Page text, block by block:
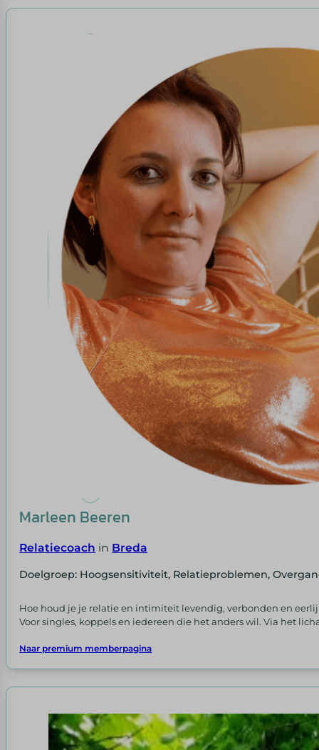
Marleen Beeren
Relatiecoach in Breda
Doelgroep: Hoogsensitiviteit, Relatieproblemen,
Hoe houd je je relatie en intimiteit levendig, verbonden en
Voor singles, koppels en iedereen die het anders wil. Via het
Naar premium memberpagina